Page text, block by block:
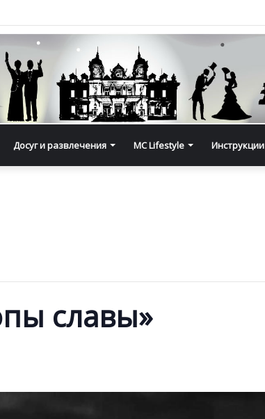
Досуг и развлечения MC Lifestyle Инструкции
славы»